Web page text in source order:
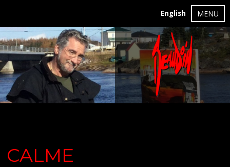
English MENU
CALME